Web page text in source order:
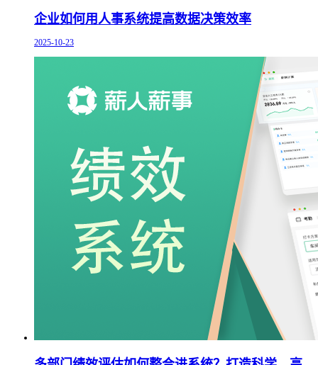
企业如何用人事系统提高数据决策效率
2025-10-23